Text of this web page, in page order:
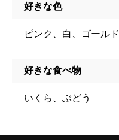
好きな色
ピンク、白、ゴールド
好きな食べ物
いくら、ぶどう